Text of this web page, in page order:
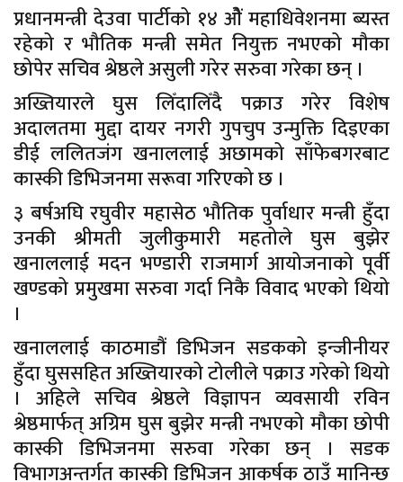
प्रधानमन्त्री देउवा पार्टीको १४ ओैं महाधिवेशनमा ब्यस्त
रहेको र भौतिक मन्त्री समेत नियुक्त नभएको मौका
छोपेर सचिव श्रेष्ठले असुली गरेर सरुवा गरेका छन् ।
अख्तियारले घुस लिँदालिँदै पक्राउ गरेर विशेष
अदालतमा मुद्दा दायर नगरी गुपचुप उन्मुक्ति दिइएका
डीई ललितजंग खनाललाई अछामको साँफेबगरबाट
कास्की डिभिजनमा सरूवा गरिएको छ ।
३ बर्षअघि रघुवीर महासेठ भौतिक पुर्वाधार मन्त्री हुँदा
उनकी श्रीमती जुलीकुमारी महतोले घुस बुझेर
खनाललाई मदन भण्डारी राजमार्ग आयोजनाको पूर्वी
खण्डको प्रमुखमा सरुवा गर्दा निकै विवाद भएको थियो
।
खनाललाई काठमाडौं डिभिजन सडकको इन्जीनीयर
हुँदा घुससहित अख्तियारको टोलीले पक्राउ गरेको थियो
। अहिले सचिव श्रेष्ठले विज्ञापन व्यवसायी रविन
श्रेष्ठमार्फत् अग्रिम घुस बुझेर मन्त्री नभएको मौका छोपी
कास्की डिभिजनमा सरुवा गरेका छन् । सडक
विभागअन्तर्गत कास्की डिभिजन आकर्षक ठाउँ मानिन्छ